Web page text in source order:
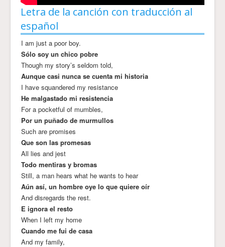
Letra de la canción con traducción al
español
I am just a poor boy.
Sólo soy un chico pobre
Though my story’s seldom told,
Aunque casi nunca se cuenta mi historia
I have squandered my resistance
He malgastado mi resistencia
For a pocketful of mumbles,
Por un puñado de murmullos
Such are promises
Que son las promesas
All lies and jest
Todo mentiras y bromas
Still, a man hears what he wants to hear
Aún así, un hombre oye lo que quiere oír
And disregards the rest.
E ignora el resto
When I left my home
Cuando me fui de casa
And my family,